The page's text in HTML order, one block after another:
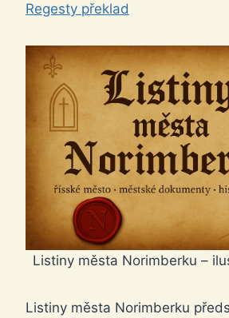
Regesty překlad
Listiny města Norimberku –
Listiny města Norimberku